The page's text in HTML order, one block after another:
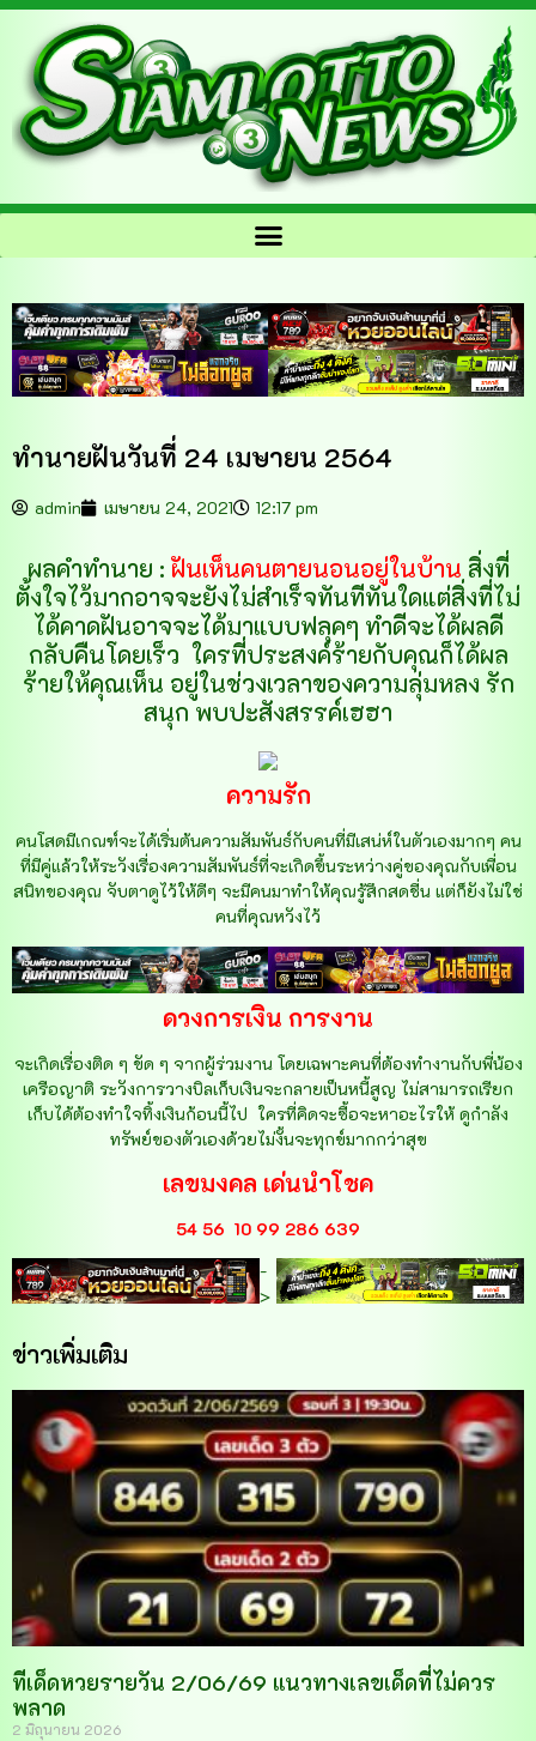
ทำนายฝันวันที่ 24 เมษายน 2564
admin เมษายน 24, 2021 12:17 pm
ผลคำทำนาย : ฝันเห็นคนตายนอนอยู่ในบ้าน สิ่งที่
ตั้งใจไว้มากอาจจะยังไม่สำเร็จทันทีทันใดแต่สิ่งที่ไม่
ได้คาดฝันอาจจะได้มาแบบฟลุคๆ ทำดีจะได้ผลดี
กลับคืนโดยเร็ว ใครที่ประสงค์ร้ายกับคุณก็ได้ผล
ร้ายให้คุณเห็น อยู่ในช่วงเวลาของความลุ่มหลง รัก
สนุก พบปะสังสรรค์เฮฮา
ความรัก
คนโสดมีเกณฑ์จะได้เริ่มต้นความสัมพันธ์กับคนที่มีเสน่ห์ในตัวเองมากๆ คน
ที่มีคู่แล้วให้ระวังเรื่องความสัมพันธ์ที่จะเกิดขึ้นระหว่างคู่ของคุณกับเพื่อน
สนิทของคุณ จับตาดูไว้ให้ดีๆ จะมีคนมาทำให้คุณรู้สึกสดชื่น แต่ก็ยังไม่ใช่
คนที่คุณหวังไว้
ดวงการเงิน การงาน
จะเกิดเรื่องติด ๆ ขัด ๆ จากผู้ร่วมงาน โดยเฉพาะคนที่ต้องทำงานกับพี่น้อง
เครือญาติ ระวังการวางบิลเก็บเงินจะกลายเป็นหนี้สูญ ไม่สามารถเรียก
เก็บได้ต้องทำใจทิ้งเงินก้อนนี้ไป ใครที่คิดจะซื้อจะหาอะไรให้ ดูกำลัง
ทรัพย์ของตัวเองด้วยไม่งั้นจะทุกข์มากกว่าสุข
เลขมงคล เด่นนำโชค
54 56 10 99 286 639
-
>
ข่าวเพิ่มเติม
ทีเด็ดหวยรายวัน 2/06/69 แนวทางเลขเด็ดที่ไม่ควร
พลาด
2 มิถุนายน 2026